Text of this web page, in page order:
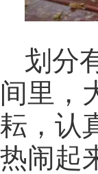
划分
间里，
耘，认
热闹起